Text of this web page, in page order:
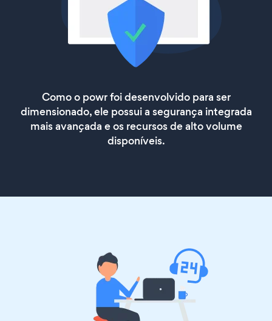
Como o powr foi desenvolvido para ser
dimensionado, ele possui a segurança integrada
mais avançada e os recursos de alto volume
disponíveis.